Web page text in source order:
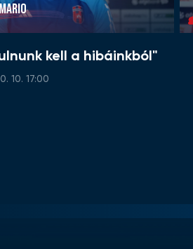
kell a hibáinkból"
10. 17:00